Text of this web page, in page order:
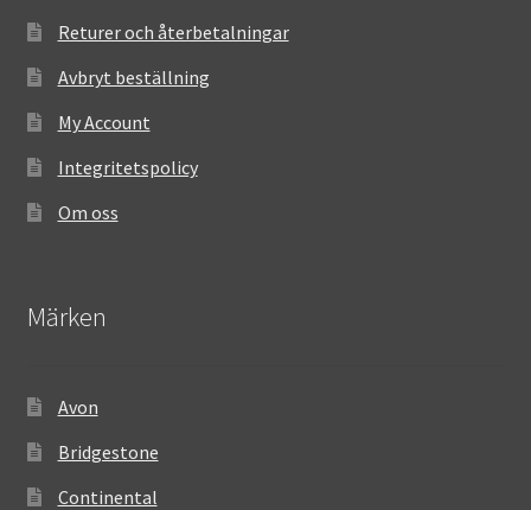
Returer och återbetalningar
Avbryt beställning
My Account
Integritetspolicy
Om oss
Märken
Avon
Bridgestone
Continental